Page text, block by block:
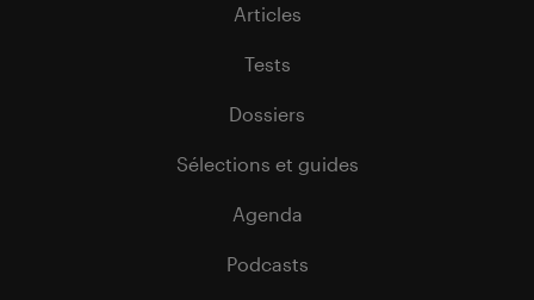
Articles
Tests
Dossiers
Sélections et guides
Agenda
Podcasts